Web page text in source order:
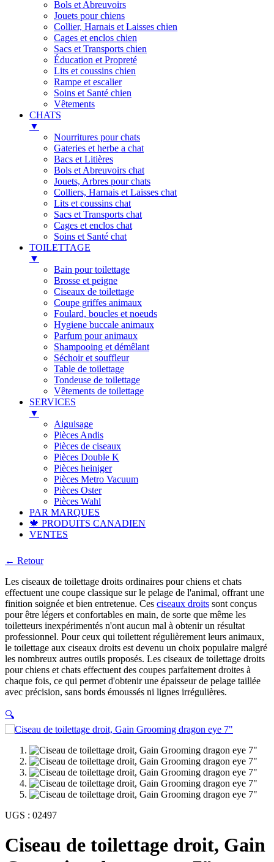
Bols et Abreuvoirs
Jouets pour chiens
Collier, Harnais et Laisses chien
Cages et enclos chien
Sacs et Transports chien
Éducation et Propreté
Lits et coussins chien
Rampe et escalier
Soins et Santé chien
Vêtements
CHATS
▼
Nourritures pour chats
Gateries et herbe a chat
Bacs et Litières
Bols et Abreuvoirs chat
Jouets, Arbres pour chats
Colliers, Harnais et Laisses chat
Lits et coussins chat
Sacs et Transports chat
Cages et enclos chat
Soins et Santé chat
TOILETTAGE
▼
Bain pour toilettage
Brosse et peigne
Ciseaux de toilettage
Coupe griffes animaux
Foulard, boucles et noeuds
Hygiene buccale animaux
Parfum pour animaux
Shampooing et démêlant
Séchoir et souffleur
Table de toilettage
Tondeuse de toilettage
Vêtements de toilettage
SERVICES
▼
Aiguisage
Pièces Andis
Pièces de ciseaux
Pièces Double K
Pièces heiniger
Pièces Metro Vacuum
Pièces Oster
Pièces Wahl
PAR MARQUES
🍁 PRODUITS CANADIEN
VENTES
← Retour
Les ciseaux de toilettage droits ordinaires pour chiens et chats
effectuent une coupe classique sur le pelage de l'animal, offrant une
finition soignée et bien entretenue. Ces ciseaux droits sont conçus
pour être légers et confortables en main, de sorte que même les
toiletteurs inexpérimentés n'ont aucun mal à obtenir un résultat
professionnel. Pour ceux qui toilettent régulièrement leurs animaux,
le toilettage aux ciseaux droits est devenu un choix populaire malgré
les nombreux autres outils proposés. Les ciseaux de toilettage droits
pour chiens et chats effectuent des coupes parfaitement droites à
chaque fois, ce qui permet d'obtenir une épaisseur de pelage taillée
avec précision, sans bords émoussés ni lignes irrégulières.
🔍
UGS : 02497
Ciseau de toilettage droit, Gain